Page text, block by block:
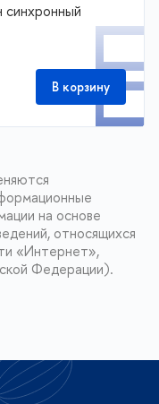
синхронный
В корзину
на основе
относящихся
«Интернет»,
Федерации).